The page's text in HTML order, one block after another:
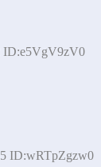
ID:e5VgV9zV0
ID:wRTpZgzw0